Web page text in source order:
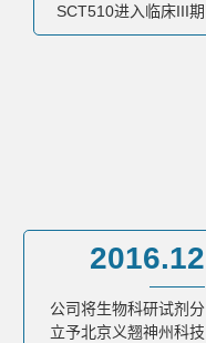
SCT510进入临床III期
2016.12
公司将生物科研试剂分
立予北京义翘神州科技